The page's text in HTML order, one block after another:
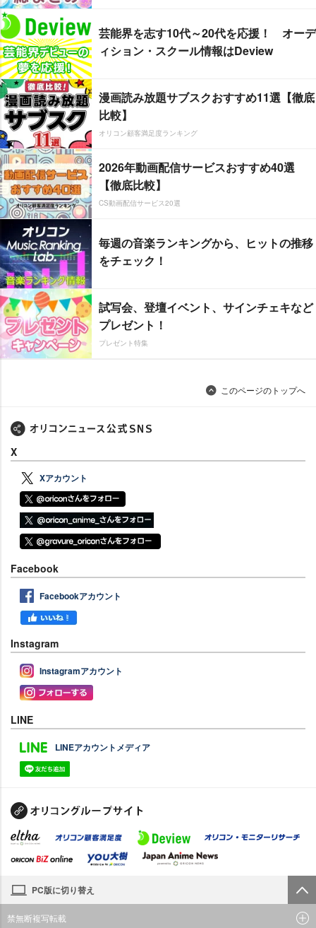
芸能界を志す10代～20代を応援！ オーデ
ィション・スクール情報はDeview
漫画読み放題サブスクおすすめ11選【徹底
比較】
オリコン顧客満足度ランキング
2026年動画配信サービスおすすめ40選
【徹底比較】
CS動画配信サービス20選
毎週の音楽ランキングから、ヒットの推移
をチェック！
試写会、登壇イベント、サインチェキなど
プレゼント！
プレゼント特集
このページのトップへ
X
Xアカウント
Facebook
Facebookアカウント
Instagram
Instagramアカウント
LINE
LINEアカウントメディア
PC版に切り替え
禁無断複写転載